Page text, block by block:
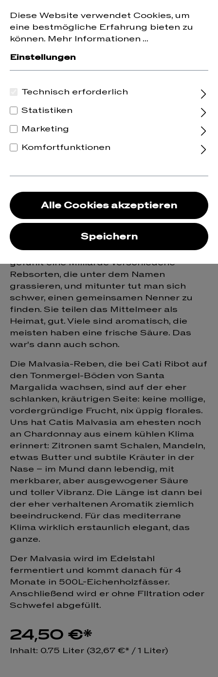
springen
auf die erste Bestellung erhalten.
2025 Malvasia
blanco
Malvasia ist so ja ne Sache: es gibt
gefühlt eine Milliarde verschiedene
Rebsorten, die unter dem Namen
grassieren, und mitunter tut man sich
schwer, einen gemeinsamen Nenner zu
finden. Sie teilen das Mittelmeer als
Heimat, gut. Viele sind aromatisch, die
meisten haben eine frische Säure. Das
war's dann auch schon.
Die Malvasia-Reben, die bei Cati Ribot auf
den Tonmergel-Böden von Santa
Margalida wachsen, sind auf der eher
schlanken, kräutrigen Seite: keine mollige,
vordergründige Frucht, nix üppig florales.
Uns hat Catis Malvasia am ehesten noch
an Chardonnay aus einem kühlen Klima
erinnert: Zitronen samt Schalen, Mandeln,
etwas Butter und subtile Kräuter in der
Nase – im Mund dann lebendig, mit
merkbarer, aber ausgewogener Säure
und toller Vibranz. Die Länge ist dann bei
der eher verhaltenen Aromatik ziemlich
beeindruckend. Für das mediterrane
Klima wirklich erstaunlich elegant, das
ganze.
Der Malvasia wird im Edelstahl
fermentiert und kommt danach für 4
Monate in 500L-Eichenholzfässer.
Anschließend wird er ohne FIltration oder
Schwefel abgefüllt.
24,50 €*
Inhalt: 0.75 Liter (32,67 €* / 1 Liter)
Diese Website verwendet Cookies, um
eine bestmögliche Erfahrung bieten zu
können. Mehr Informationen ...
Einstellungen
Technisch erforderlich
Statistiken
Marketing
Komfortfunktionen
Alle Cookies akzeptieren
Speichern